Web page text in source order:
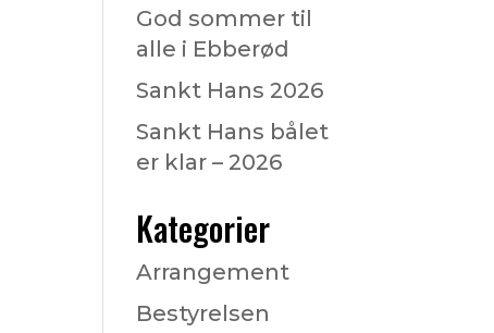
God sommer til
alle i Ebberød
Sankt Hans 2026
Sankt Hans bålet
er klar – 2026
Kategorier
Arrangement
Bestyrelsen